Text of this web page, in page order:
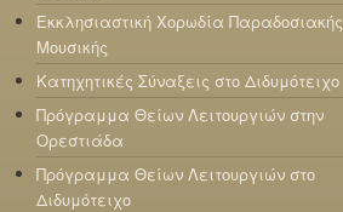
Εκκλησιαστική Χορωδία Παραδοσιακής
Μουσικής
Κατηχητικές Σύναξεις στο Διδυμότειχο
Πρόγραμμα Θείων Λειτουργιών στην
Ορεστιάδα
Πρόγραμμα Θείων Λειτουργιών στο
Διδυμότειχο